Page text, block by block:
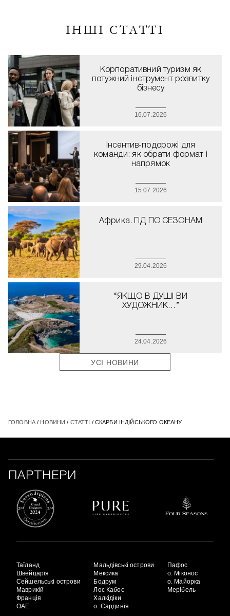
ІНШІ СТАТТІ
Корпоративний туризм як
потужний інструмент розвитку
бізнесу
16.07.2026
Інсентив-подорожі для
команди: як обрати формат і
напрямок
15.07.2026
Африка. ГІД ПО СЕЗОНАМ
29.04.2026
“ЯКЩО В ДУШІ ВИ
ХУДОЖНИК…”
24.04.2026
УСІ НОВИНИ
ГОЛОВНА/ НОВИНИ / СТАТТІ / СКАРБИ ІНДІЙСЬКОГО ОКЕАНУ
ПАРТНЕРИ
Таїланд
Швейцарія
Сейшельські острови
Маврикій
Франція
ОАЕ
Мальдівські острови
Мексика
Бодрум
Лос Кабос
Халкідіки
о. Сардинія
Пафос
о. Міконос
о. Майорка
Мерібель